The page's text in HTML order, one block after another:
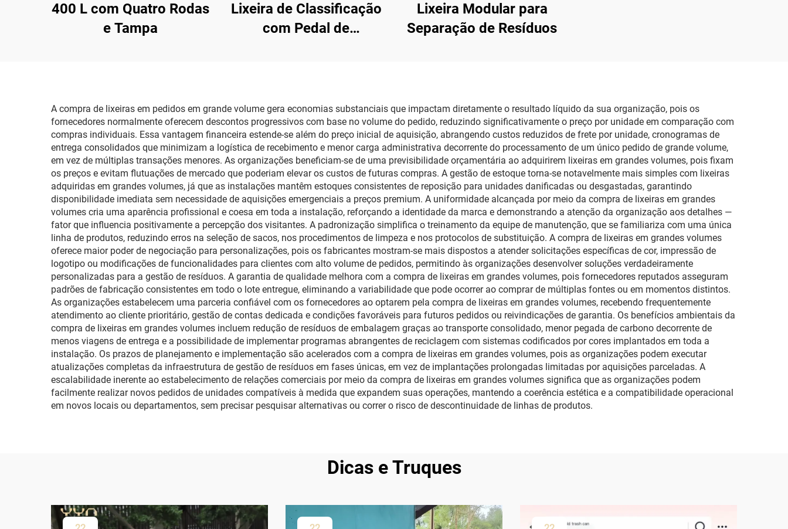
400 L com Quatro Rodas
e Tampa
Lixeira de Classificação
com Pedal de
Lixeira Modular para
Separação de Resíduos
A compra de lixeiras em pedidos em grande volume gera economias substanciais que impactam diretamente o resultado líquido da sua organização, pois os
fornecedores normalmente oferecem descontos progressivos com base no volume do pedido, reduzindo significativamente o preço por unidade em comparação com
compras individuais. Essa vantagem financeira estende-se além do preço inicial de aquisição, abrangendo custos reduzidos de frete por unidade, cronogramas de
entrega consolidados que minimizam a logística de recebimento e menor carga administrativa decorrente do processamento de um único pedido de grande volume,
em vez de múltiplas transações menores. As organizações beneficiam-se de uma previsibilidade orçamentária ao adquirirem lixeiras em grandes volumes, pois fixam
os preços e evitam flutuações de mercado que poderiam elevar os custos de futuras compras. A gestão de estoque torna-se notavelmente mais simples com lixeiras
adquiridas em grandes volumes, já que as instalações mantêm estoques consistentes de reposição para unidades danificadas ou desgastadas, garantindo
disponibilidade imediata sem necessidade de aquisições emergenciais a preços premium. A uniformidade alcançada por meio da compra de lixeiras em grandes
volumes cria uma aparência profissional e coesa em toda a instalação, reforçando a identidade da marca e demonstrando a atenção da organização aos detalhes —
fator que influencia positivamente a percepção dos visitantes. A padronização simplifica o treinamento da equipe de manutenção, que se familiariza com uma única
linha de produtos, reduzindo erros na seleção de sacos, nos procedimentos de limpeza e nos protocolos de substituição. A compra de lixeiras em grandes volumes
oferece maior poder de negociação para personalizações, pois os fabricantes mostram-se mais dispostos a atender solicitações específicas de cor, impressão de
logotipo ou modificações de funcionalidades para clientes com alto volume de pedidos, permitindo às organizações desenvolver soluções verdadeiramente
personalizadas para a gestão de resíduos. A garantia de qualidade melhora com a compra de lixeiras em grandes volumes, pois fornecedores reputados asseguram
padrões de fabricação consistentes em todo o lote entregue, eliminando a variabilidade que pode ocorrer ao comprar de múltiplas fontes ou em momentos distintos.
As organizações estabelecem uma parceria confiável com os fornecedores ao optarem pela compra de lixeiras em grandes volumes, recebendo frequentemente
atendimento ao cliente prioritário, gestão de contas dedicada e condições favoráveis para futuros pedidos ou reivindicações de garantia. Os benefícios ambientais da
compra de lixeiras em grandes volumes incluem redução de resíduos de embalagem graças ao transporte consolidado, menor pegada de carbono decorrente de
menos viagens de entrega e a possibilidade de implementar programas abrangentes de reciclagem com sistemas codificados por cores implantados em toda a
instalação. Os prazos de planejamento e implementação são acelerados com a compra de lixeiras em grandes volumes, pois as organizações podem executar
atualizações completas da infraestrutura de gestão de resíduos em fases únicas, em vez de implantações prolongadas limitadas por aquisições parceladas. A
escalabilidade inerente ao estabelecimento de relações comerciais por meio da compra de lixeiras em grandes volumes significa que as organizações podem
facilmente realizar novos pedidos de unidades compatíveis à medida que expandem suas operações, mantendo a coerência estética e a compatibilidade operacional
em novos locais ou departamentos, sem precisar pesquisar alternativas ou correr o risco de descontinuidade de linhas de produtos.
Dicas e Truques